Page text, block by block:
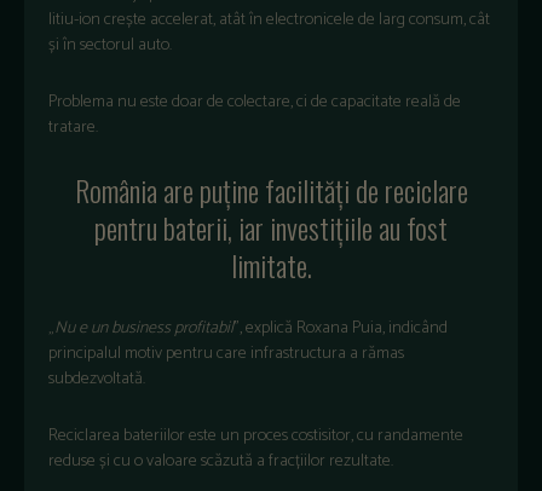
litiu-ion crește accelerat, atât în electronicele de larg consum, cât
și în sectorul auto.
Problema nu este doar de colectare, ci de capacitate reală de
tratare.
România are puține facilități de reciclare
pentru baterii, iar investițiile au fost
limitate.
„Nu e un business profitabil”, explică Roxana Puia, indicând
principalul motiv pentru care infrastructura a rămas
subdezvoltată.
Reciclarea bateriilor este un proces costisitor, cu randamente
reduse și cu o valoare scăzută a fracțiilor rezultate.